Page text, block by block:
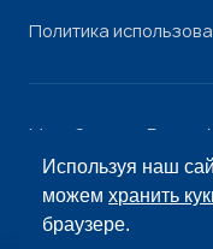
Используя наш
можемхранить
браузере.
Политика
Минобрнауки России
Роскомнадзор
© «МИРБИС», 2026